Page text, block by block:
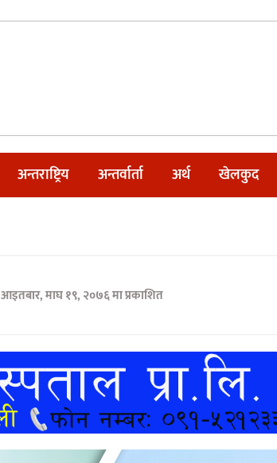
अन्तराष्ट्रिय अन्तर्वार्ता अर्थ खेलकुद
आइतबार, माघ १९, २०७६ मा प्रकाशित